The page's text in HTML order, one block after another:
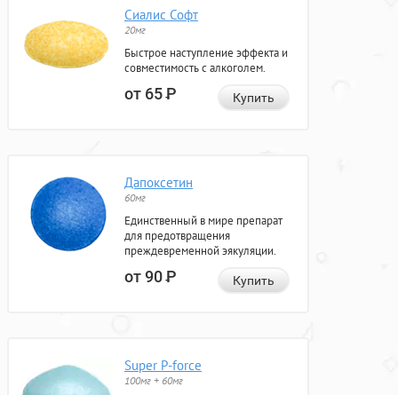
Сиалис Софт
20мг
Быстрое наступление эффекта и
совместимость с алкоголем.
от 65Р Купить
Дапоксетин
60мг
Единственный в мире препарат
для предотвращения
преждевременной эякуляции.
от 90Р Купить
Super P-force
100мг + 60мг